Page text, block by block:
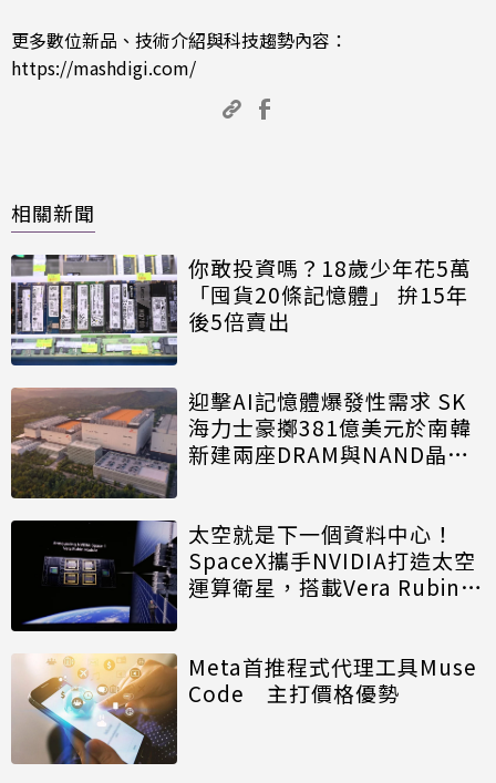
更多數位新品、技術介紹與科技趨勢內容：
https://mashdigi.com/
相關新聞
你敢投資嗎？18歲少年花5萬
「囤貨20條記憶體」 拚15年
後5倍賣出
迎擊AI記憶體爆發性需求 SK
海力士豪擲381億美元於南韓
新建兩座DRAM與NAND晶圓
太空就是下一個資料中心！
SpaceX攜手NVIDIA打造太空
運算衛星，搭載Vera Rubin運
Meta首推程式代理工具Muse
Code 主打價格優勢